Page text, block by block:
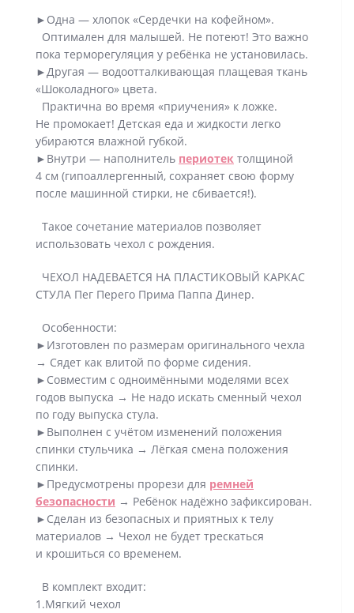
►Одна — хлопок «Сердечки на кофейном».
Оптимален для малышей. Не потеют! Это важно
пока терморегуляция у ребёнка не установилась.
►Другая — водоотталкивающая плащевая ткань
«Шоколадного» цвета.
Практична во время «приучения» к ложке.
Не промокает! Детская еда и жидкости легко
убираются влажной губкой.
►Внутри — наполнитель периотек толщиной
4 см (гипоаллергенный, сохраняет свою форму
после машинной стирки, не сбивается!).
Такое сочетание материалов позволяет
использовать чехол с рождения.
ЧЕХОЛ НАДЕВАЕТСЯ НА ПЛАСТИКОВЫЙ КАРКАС
СТУЛА Пег Перего Прима Паппа Динер.
Особенности:
►Изготовлен по размерам оригинального чехла
→ Сядет как влитой по форме сидения.
►Совместим с одноимёнными моделями всех
годов выпуска → Не надо искать сменный чехол
по году выпуска стула.
►Выполнен с учётом изменений положения
спинки стульчика → Лёгкая смена положения
спинки.
►Предусмотрены прорези для ремней
безопасности → Ребёнок надёжно зафиксирован.
►Сделан из безопасных и приятных к телу
материалов → Чехол не будет трескаться
и крошиться со временем.
В комплект входит:
1.Мягкий чехол